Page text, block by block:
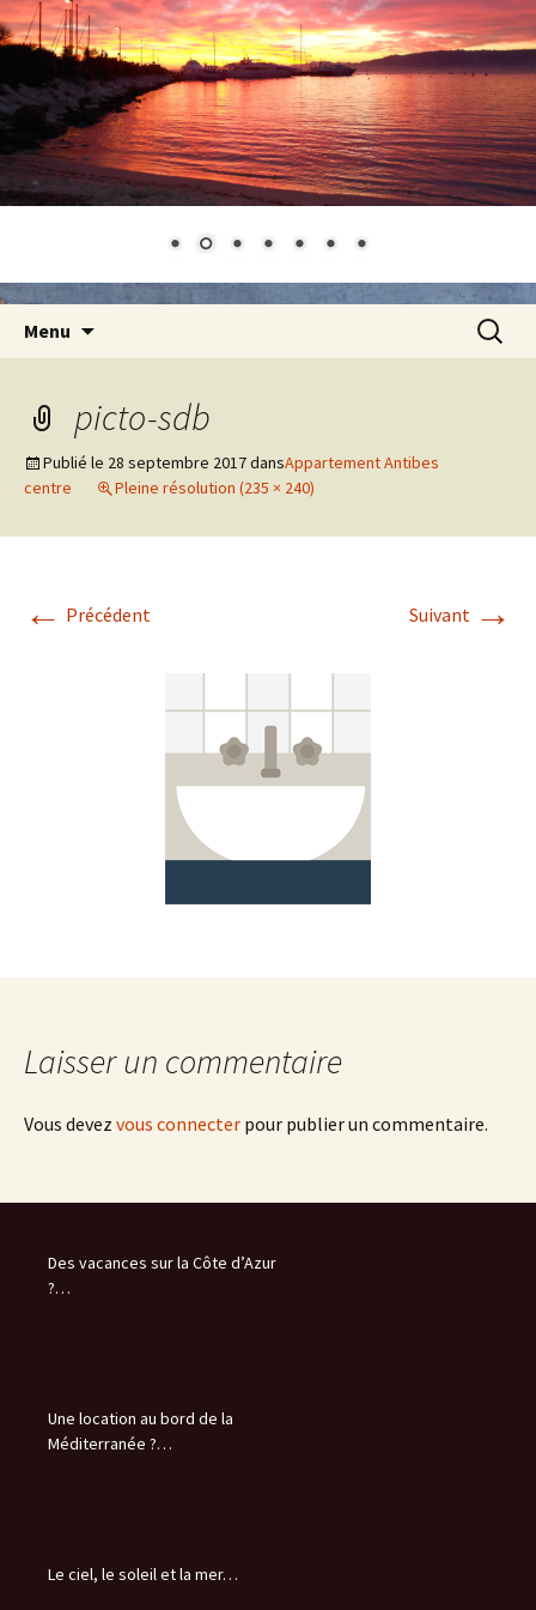
Menu
picto-sdb
Publié le 28 septembre 2017dansAppartement Antibes
centre
Pleine résolution (235 × 240)
← Précédent Suivant →
Laisser un commentaire
Vous devez vous connecter pour publier un commentaire.
Des vacances sur la Côte d’Azur
?…
Une location au bord de la
Méditerranée ?…
Le ciel, le soleil et la mer…